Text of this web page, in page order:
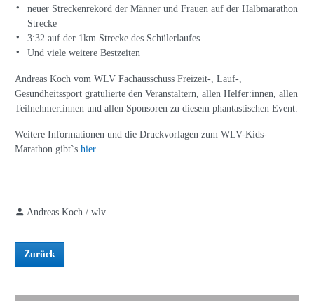
neuer Streckenrekord der Männer und Frauen auf der Halbmarathon
Strecke
3:32 auf der 1km Strecke des Schülerlaufes
Und viele weitere Bestzeiten
Andreas Koch vom WLV Fachausschuss Freizeit-, Lauf-,
Gesundheitssport gratulierte den Veranstaltern, allen Helfer:innen, allen
Teilnehmer:innen und allen Sponsoren zu diesem phantastischen Event.
Weitere Informationen und die Druckvorlagen zum WLV-Kids-
Marathon gibt`s hier.
Andreas Koch / wlv
Zurück